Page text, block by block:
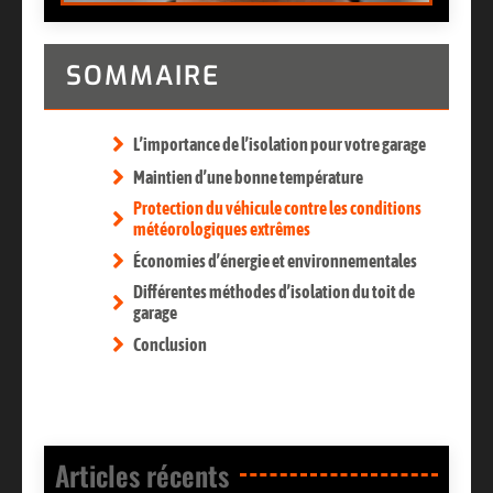
SOMMAIRE
L’importance de l’isolation pour votre garage
Maintien d’une bonne température
Protection du véhicule contre les conditions
météorologiques extrêmes
Économies d’énergie et environnementales
Différentes méthodes d’isolation du toit de
garage
Conclusion
Articles récents​